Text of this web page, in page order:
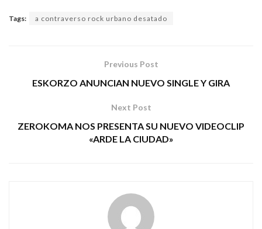
Tags: a contraverso rock urbano desatado
Previous Post
ESKORZO ANUNCIAN NUEVO SINGLE Y GIRA
Next Post
ZEROKOMA NOS PRESENTA SU NUEVO VIDEOCLIP
«ARDE LA CIUDAD»